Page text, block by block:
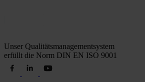
Unser Qualitätsmanagementsystem
erfüllt die Norm DIN EN ISO 9001